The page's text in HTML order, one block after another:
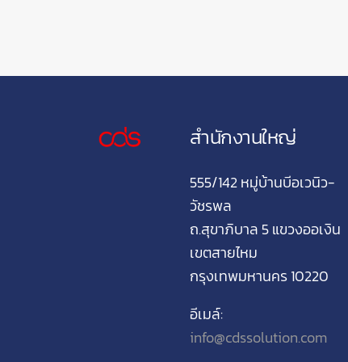
สำนักงานใหญ่
555/142 หมู่บ้านบีอเวนิว-
วัชรพล
ถ.สุขาภิบาล 5 แขวงออเงิน
เขตสายไหม
กรุงเทพมหานคร 10220
อีเมล์:
info@cdssolution.com